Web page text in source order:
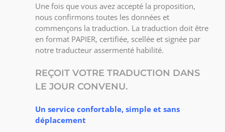
Une fois que vous avez accepté la proposition,
nous confirmons toutes les données et
commençons la traduction. La traduction doit être
en format PAPIER, certifiée, scellée et signée par
notre traducteur assermenté habilité.
REÇOIT VOTRE TRADUCTION DANS
LE JOUR CONVENU.
Un service confortable, simple et sans
déplacement